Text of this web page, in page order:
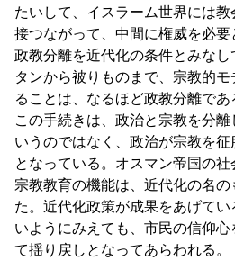
たいして、イスラーム世界には
接つながって、中間に権威を必
政教分離を近代化の条件とみな
タンから被りものまで、宗教的
ることは、なるほど政教分離で
この手続きは、政治と宗教を分
いうのではなく、政治が宗教を
となっている。オスマン帝国の
宗教教育の機能は、近代化の名
た。近代化政策が成果をあげて
いようにみえても、市民の信仰
て揺り戻しとなってあらわれる。